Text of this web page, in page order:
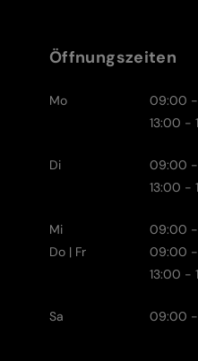
Öffnungszeiten
Mo
09:00 -
13:00 -
Di
09:00 -
13:00 -
Mi
09:00 -
Do | Fr
09:00 -
13:00 -
Sa 09:00 -